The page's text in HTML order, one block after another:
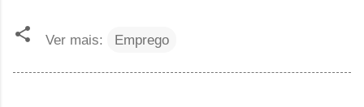
Ver mais: Emprego